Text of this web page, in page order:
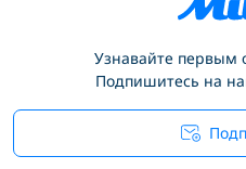
Узнавайте первым
Подпишитесь на